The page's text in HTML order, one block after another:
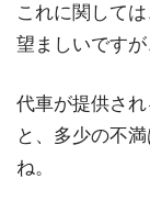
これに関して
望ましいですが
代車が提供さ
と、多少の不
ね。